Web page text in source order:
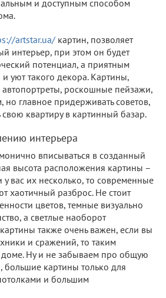
и доступным способом
artstar.ua/ картин, позволяет
интерьер, при этом он будет
потенциал, а приятным
уют такого декора. Картины,
роскошные пейзажи,
но главное придерживать советов,
квартиру в картинный базар.
интерьера
вписываться в созданный
высота расположения картины –
у вас их несколько, то современные
хаотичный разброс. Не стоит
цветов, темные визуально
а светлые наоборот
также очень важен, если вы
и сражений, то таким
доме. Ну и не забываем про общую
картины только для
и большим